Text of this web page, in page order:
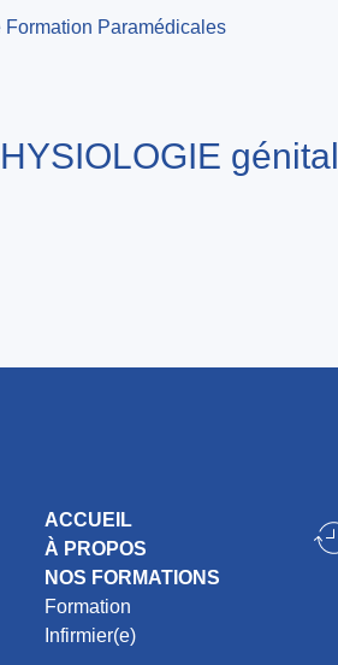
génital
ACCUEIL
À PROPOS
NOS FORMATIONS
Formation
Infirmier(e)